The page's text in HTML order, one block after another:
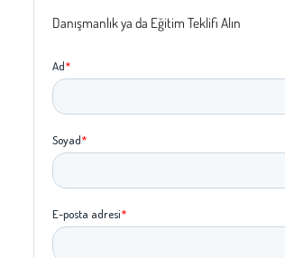
Danışmanlık ya da Eğitim Teklifi Alın